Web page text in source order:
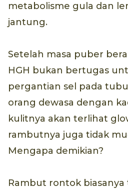
metabolisme gula dan
jantung.
Setelah masa puber
HGH bukan bertugas
pergantian sel pada
orang dewasa dengan
kulitnya akan terlihat
rambutnya juga tidak
Mengapa demikian?
Rambut rontok biasanya